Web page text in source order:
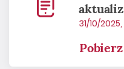
31/10/
Pobierz